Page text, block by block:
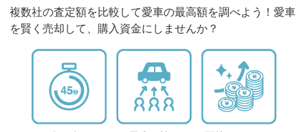
複数社の査定額を比較して愛車の最高額を調べよう！愛車
を賢く売却して、購入資金にしませんか？